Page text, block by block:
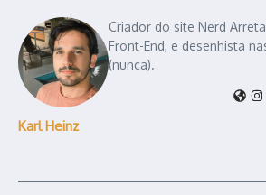
Karl Heinz
Criador do site Nerd
Front-End, e desenhista
(nunca).